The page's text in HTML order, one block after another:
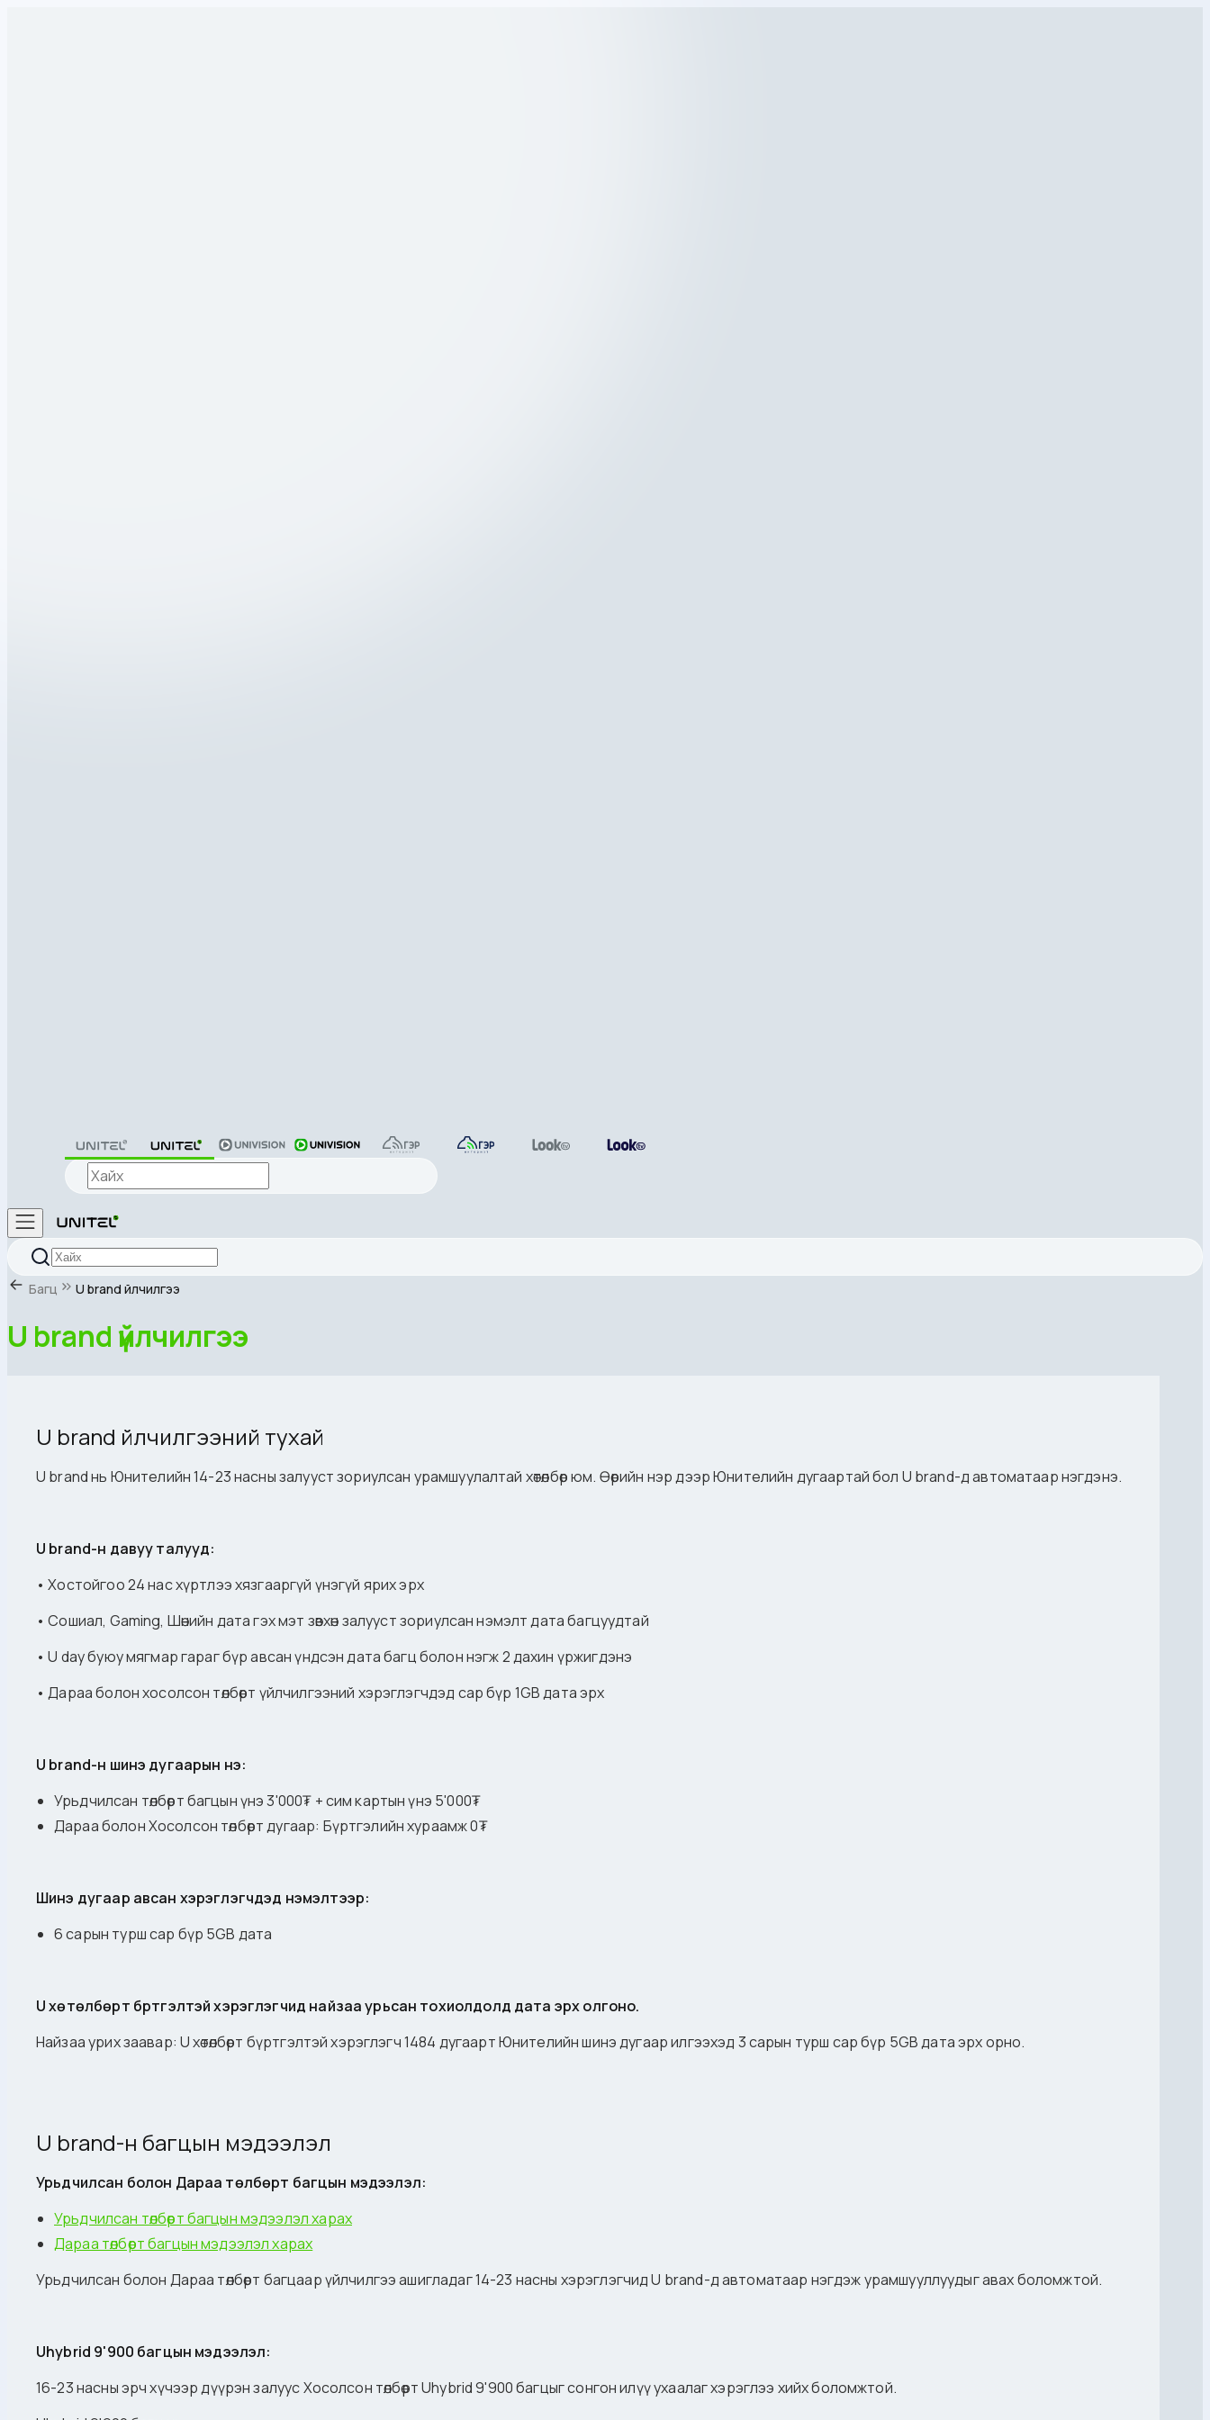
Багц U brand үйлчилгээ
U brand үйлчилгээ
U brand үйлчилгээний тухай
U brand нь Юнителийн 14-23 насны залууст зориулсан урамшуулалтай хөтөлбөр юм. Өөрийн нэр дээр Юнителийн дугаартай бол U brand-д автоматаар нэгдэнэ.
U brand-н давуу талууд:
• Хостойгоо 24 нас хүртлээ хязгааргүй үнэгүй ярих эрх
• Сошиал, Gaming, Шөнийн дата гэх мэт зөвхөн залууст зориулсан нэмэлт дата багцуудтай
• U day буюу мягмар гараг бүр авсан үндсэн дата багц болон нэгж 2 дахин үржигдэнэ
• Дараа болон хосолсон төлбөрт үйлчилгээний хэрэглэгчдэд сар бүр 1GB дата эрх
U brand-н шинэ дугаарын үнэ:
Урьдчилсан төлбөрт багцын үнэ 3'000₮ + сим картын үнэ 5'000₮
Дараа болон Хосолсон төлбөрт дугаар: Бүртгэлийн хураамж 0₮
Шинэ дугаар авсан хэрэглэгчдэд нэмэлтээр:
6 сарын турш сар бүр 5GB дата
U хөтөлбөрт бүртгэлтэй хэрэглэгчид найзаа урьсан тохиолдолд дата эрх олгоно.
Найзаа урих заавар: U хөтөлбөрт бүртгэлтэй хэрэглэгч 1484 дугаарт Юнителийн шинэ дугаар илгээхэд 3 сарын турш сар бүр 5GB дата эрх орно.
U brand-н багцын мэдээлэл
Урьдчилсан болон Дараа төлбөрт багцын мэдээлэл:
Урьдчилсан төлбөрт багцын мэдээлэл харах
Дараа төлбөрт багцын мэдээлэл харах
Урьдчилсан болон Дараа төлбөрт багцаар үйлчилгээ ашигладаг 14-23 насны хэрэглэгчид U brand-д автоматаар нэгдэж урамшууллуудыг авах боломжтой.
Uhybrid 9'900 багцын мэдээлэл:
16-23 насны эрч хүчээр дүүрэн залуус Хосолсон төлбөрт Uhybrid 9'900 багцыг сонгон илүү ухаалаг хэрэглээ хийх боломжтой.